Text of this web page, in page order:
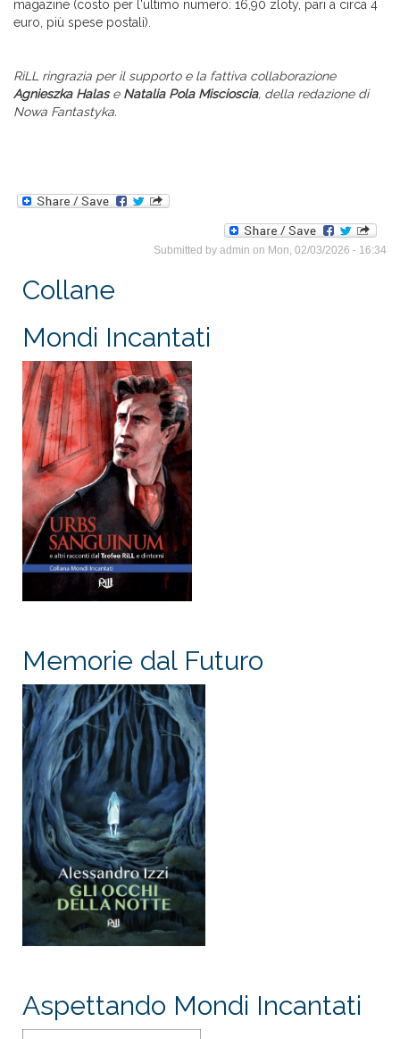
magazine (costo per l'ultimo numero: 16,90 zloty, pari a circa 4
euro, più spese postali).
RiLL ringrazia per il supporto e la fattiva collaborazione
Agnieszka Halase Natalia Pola Miscioscia, della redazione di
Nowa Fantastyka.
Submitted by admin on Mon, 02/03/2026 - 16:34
Collane
Mondi Incantati
Memorie dal Futuro
Aspettando Mondi Incantati